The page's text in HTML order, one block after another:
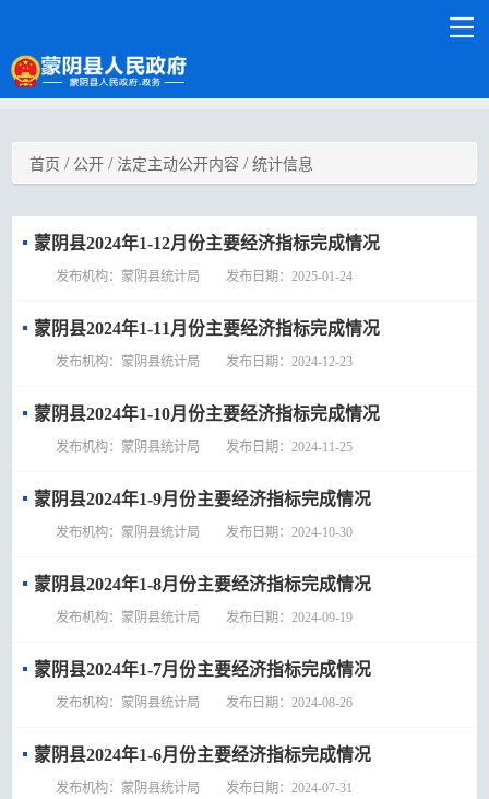
首页 / 公开 / 法定主动公开内容 /统计信息
蒙阴县2024年1-12月份主要经济指标完成情况
发布机构：蒙阴县统计局 发布日期：2025-01-24
蒙阴县2024年1-11月份主要经济指标完成情况
发布机构：蒙阴县统计局 发布日期：2024-12-23
蒙阴县2024年1-10月份主要经济指标完成情况
发布机构：蒙阴县统计局 发布日期：2024-11-25
蒙阴县2024年1-9月份主要经济指标完成情况
发布机构：蒙阴县统计局 发布日期：2024-10-30
蒙阴县2024年1-8月份主要经济指标完成情况
发布机构：蒙阴县统计局 发布日期：2024-09-19
蒙阴县2024年1-7月份主要经济指标完成情况
发布机构：蒙阴县统计局 发布日期：2024-08-26
蒙阴县2024年1-6月份主要经济指标完成情况
发布机构：蒙阴县统计局 发布日期：2024-07-31